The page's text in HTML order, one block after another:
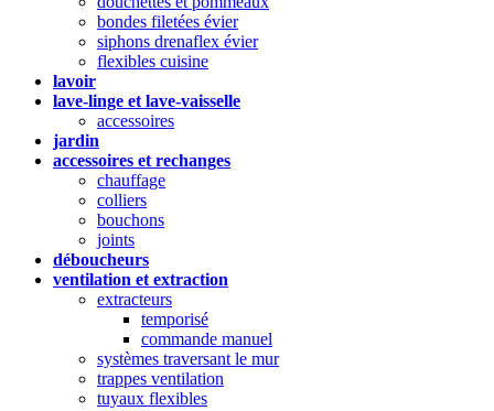
bondes filetées évier
siphons drenaflex évier
flexibles cuisine
lavoir
lave-linge et lave-vaisselle
accessoires
jardin
accessoires et rechanges
chauffage
colliers
bouchons
joints
déboucheurs
ventilation et extraction
extracteurs
temporisé
commande manuel
systèmes traversant le mur
trappes ventilation
tuyaux flexibles